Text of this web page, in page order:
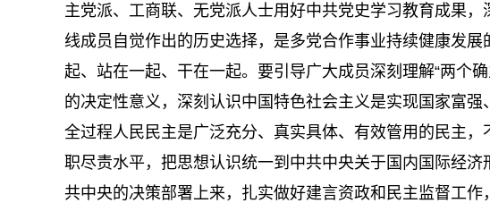
主党派、工商联、无党派人士用好中共党史学习教育成果
线成员自觉作出的历史选择，是多党合作事业持续健康发
起、站在一起、干在一起。要引导广大成员深刻理解“两个
的决定性意义，深刻认识中国特色社会主义是实现国家富
全过程人民民主是广泛充分、真实具体、有效管用的民主
职尽责水平，把思想认识统一到中共中央关于国内国际经
共中央的决策部署上来，扎实做好建言资政和民主监督工